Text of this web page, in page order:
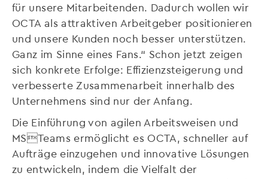
für unsere Mitarbeitenden. Dadurch wollen wir
OCTA als attraktiven Arbeitgeber positionieren
und unsere Kunden noch besser unterstützen.
Ganz im Sinne eines Fans.“ Schon jetzt zeigen
sich konkrete Erfolge: Effizienzsteigerung und
verbesserte Zusammenarbeit innerhalb des
Unternehmens sind nur der Anfang.
Die Einführung von agilen Arbeitsweisen und
MSTeams ermöglicht es OCTA, schneller auf
Aufträge einzugehen und innovative Lösungen
zu entwickeln, indem die Vielfalt der